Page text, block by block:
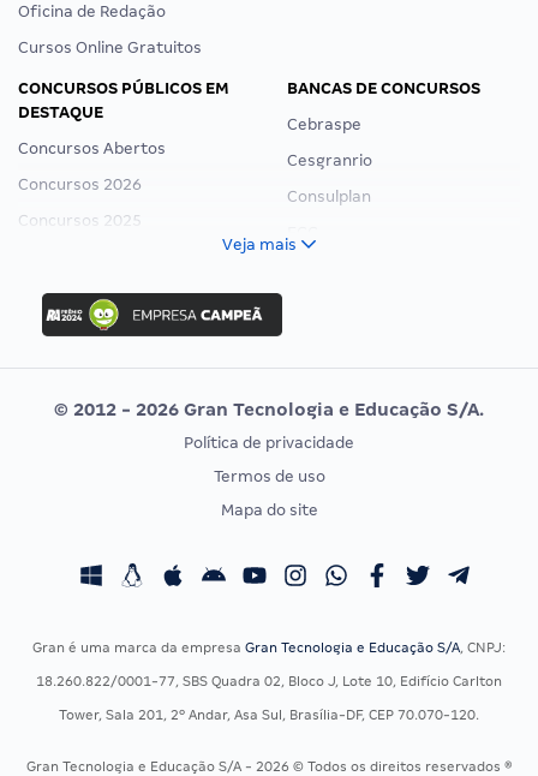
Oficina de Redação
Cursos Online Gratuitos
CONCURSOS PÚBLICOS EM
DESTAQUE
Concursos Abertos
Concursos 2026
Concursos 2025
Concurso Ibama
Concurso MPU
Editais publicados
BANCAS DE CONCURSOS
Cebraspe
Cesgranrio
Consulplan
Vunesp
CONCURSOS POR PROFISSÃO
Concursos Fiscais
Concursos Saúde
EXAME DE ORDEM
Calendário OAB
Veja mais
© 2012 - 2026 Gran Tecnologia e Educação S/A.
Política de privacidade
Termos de uso
Mapa do site
Gran é uma marca da empresa Gran Tecnologia e Educação S/A, CNPJ:
18.260.822/0001-77, SBS Quadra 02, Bloco J, Lote 10, Edifício Carlton
Tower, Sala 201, 2º Andar, Asa Sul, Brasília-DF, CEP 70.070-120.
Gran Tecnologia e Educação S/A - 2026 © Todos os direitos reservados ®